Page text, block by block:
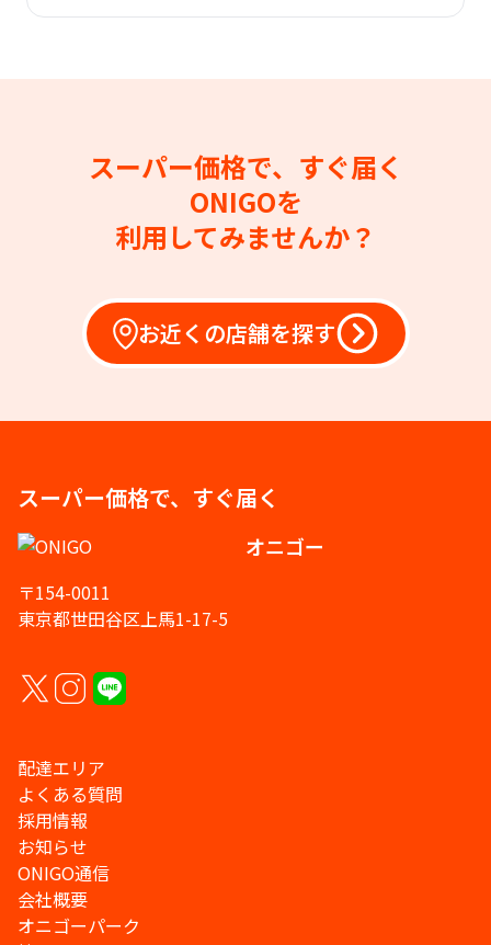
スーパー価格で、すぐ届く
ONIGOを
利用してみませんか？
お近くの店舗を探す
スーパー価格で、すぐ届く
オニゴー
〒154-0011
東京都世田谷区上馬1-17-5
配達エリア
よくある質問
採用情報
お知らせ
ONIGO通信
会社概要
オニゴーパーク